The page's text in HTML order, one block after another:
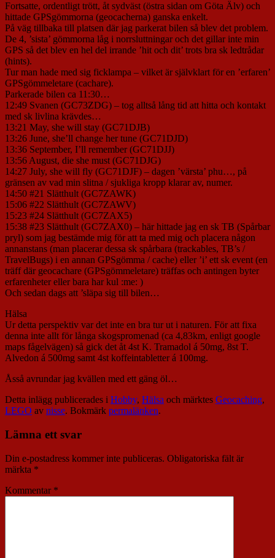
Fortsatte, ordentligt trött, åt sydväst (östra sidan om Göta Älv) och
hittade GPSgömmorna (geocacherna) ganska enkelt.
På väg tillbaka till platsen där jag parkerat bilen så blev det problem.
De 4, ’sista’ gömmorna låg i norrsluttningar och det gillar inte min
GPS så det blev en hel del irrande ’hit och dit’ trots bra sk ledtrådar
(hints).
Tur man hade med sig ficklampa – vilket är självklart för en ’erfaren’
GPSgömmeletare (cachare).
Parkerade bilen ca 11:30…
12:49 Svanen (GC73ZDG) – tog alltså lång tid att hitta och kontakt
med sk livlina krävdes…
13:21 May, she will stay (GC71DJB)
13:26 June, she’ll change her tune (GC71DJD)
13:36 September, I’ll remember (GC71DJJ)
13:56 August, die she must (GC71DJG)
14:27 July, she will fly (GC71DJF) – dagen ’värsta’ phu…, på
gränsen av vad min slitna / sjukliga kropp klarar av, numer.
14:50 #21 Slätthult (GC7ZAWK)
15:06 #22 Slätthult (GC7ZAWV)
15:23 #24 Slätthult (GC7ZAX5)
15:38 #23 Slätthult (GC7ZAX0) – här hittade jag en sk TB (Spårbar
pryl) som jag bestämde mig för att ta med mig och placera någon
annanstans (man placerar dessa sk spårbara (trackables, TB’s /
TravelBugs) i en annan GPSgömma / cache) eller ’i’ ett sk event (en
träff där geocachare (GPSgömmeletare) träffas och antingen byter
erfarenheter eller bara har kul :me: )
Och sedan dags att ’släpa sig till bilen…
Hälsa
Ur detta perspektiv var det inte en bra tur ut i naturen. För att fixa
denna inte allt för långa skogspromenad (ca 4,83km, enligt google
maps fågelvägen) så gick det åt 4st K. Tramadol á 50mg, 8st T.
Alvedon á 500mg samt 4st koffeintabletter á 100mg.
Åsså avrundar jag kvällen med ett gäng öl…
Detta inlägg publicerades i Hobby, Hälsa och märktes Geocaching,
LEGO av nisse. Bokmärk permalänken.
Lämna ett svar
Din e-postadress kommer inte publiceras. Obligatoriska fält är
märkta *
Kommentar *